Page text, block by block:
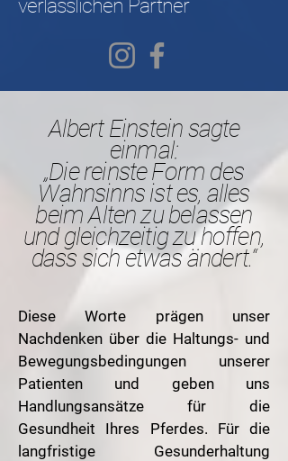
verlässlichen Partner
Albert Einstein sagte
einmal:
„Die reinste Form des
Wahnsinns ist es, alles
beim Alten zu belassen
und gleichzeitig zu hoffen,
dass sich etwas ändert.“
Diese Worte prägen unser
Nachdenken über die Haltungs- und
Bewegungsbedingungen unserer
Patienten und geben uns
Handlungsansätze für die
Gesundheit Ihres Pferdes. Für die
langfristige Gesunderhaltung